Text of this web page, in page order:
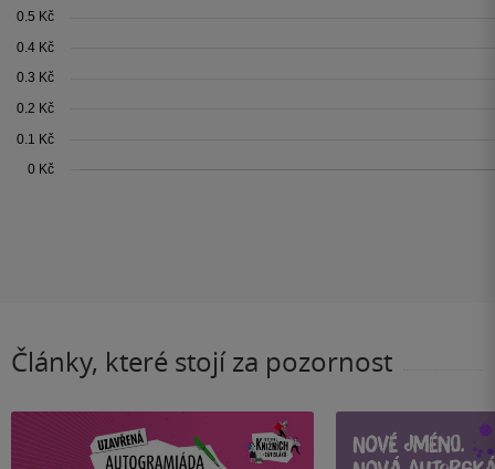
Články, které stojí za pozornost